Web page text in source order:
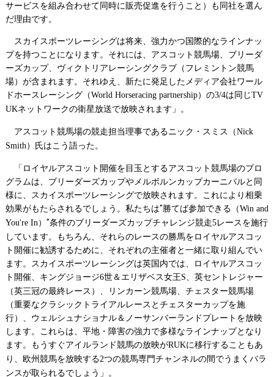
サービスを組み合わせて同時に販売促進を行うこと）も同社を選ん
だ理由です。
スカイスポーツレーシングは将来、強力かつ国際的なラインナッ
プを持つことになります。それには、アスコット競馬場、ブリーダ
ーズカップ、ヴィクトリアレーシングクラブ（フレミントン競馬
場）が含まれます。それゆえ、新たに発足したメディア会社ワール
ドホースレーシング（World Horseracing partnership）の3/4は同じTV
UKネットワークの衛星放送で放映されます」。
アスコット競馬場の競走担当理事であるニック・スミス（Nick
Smith）氏はこう語った。
「ロイヤルアスコット開催を目玉とするアスコット競馬場のプロ
グラムは、ブリーダーズカップやメルボルンカップカーニバルと同
様に、スカイスポーツレーシングで放映されます。これにより相乗
効果がもたらされるでしょう。私たちは"勝てば参加できる（Win and
You're In）"条件のブリーダーズカップチャレンジ競走5レースを施行
しています。もちろん、それらのレースの勝馬をロイヤルアスコッ
ト開催に勧誘するために、それぞれの主催者と一緒に取り組んでい
ます。スカイスポーツレーシングは英国内では、ロイヤルアスコッ
ト開催、キングジョージ6世＆エリザベス女王S、英セントレジャー
（英三冠の最終レース）、リンカーン競馬場、チェスター競馬場
（重要なクラシックトライアルレースとチェスターカップを施
行）、ウェルシュナショナル＆ノーサンバーランドプレートを放映
します。これらは、平地・障害の強力で多様なラインナップとなり
ます。もうすぐアイルランド競馬の放映がRUKに移行することもあ
り、欧州競馬を放映する2つの競馬専門チャンネルの間でうまくバラ
ンスが取られるでしょう」。